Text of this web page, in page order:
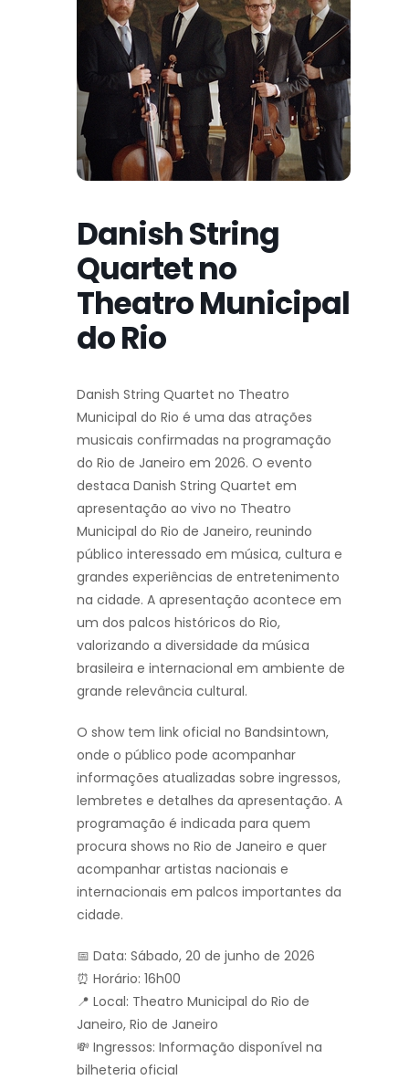
Danish String
Quartet no
Theatro Municipal
do Rio
Danish String Quartet no Theatro
Municipal do Rio é uma das atrações
musicais confirmadas na programação
do Rio de Janeiro em 2026. O evento
destaca Danish String Quartet em
apresentação ao vivo no Theatro
Municipal do Rio de Janeiro, reunindo
público interessado em música, cultura e
grandes experiências de entretenimento
na cidade. A apresentação acontece em
um dos palcos históricos do Rio,
valorizando a diversidade da música
brasileira e internacional em ambiente de
grande relevância cultural.
O show tem link oficial no Bandsintown,
onde o público pode acompanhar
informações atualizadas sobre ingressos,
lembretes e detalhes da apresentação. A
programação é indicada para quem
procura shows no Rio de Janeiro e quer
acompanhar artistas nacionais e
internacionais em palcos importantes da
cidade.
📅 Data: Sábado, 20 de junho de 2026
⏰ Horário: 16h00
📍 Local: Theatro Municipal do Rio de
Janeiro, Rio de Janeiro
💸 Ingressos: Informação disponível na
bilheteria oficial